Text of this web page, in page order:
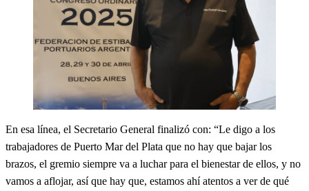
En esa línea, el Secretario General finalizó con: “Le digo a los
trabajadores de Puerto Mar del Plata que no hay que bajar los
brazos, el gremio siempre va a luchar para el bienestar de ellos, y no
vamos a aflojar, así que hay que, estamos ahí atentos a ver de qué